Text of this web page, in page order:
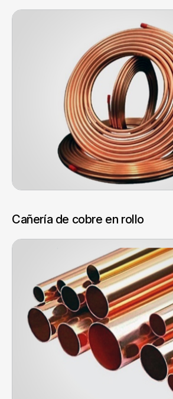
Cañería de cobre en rollo